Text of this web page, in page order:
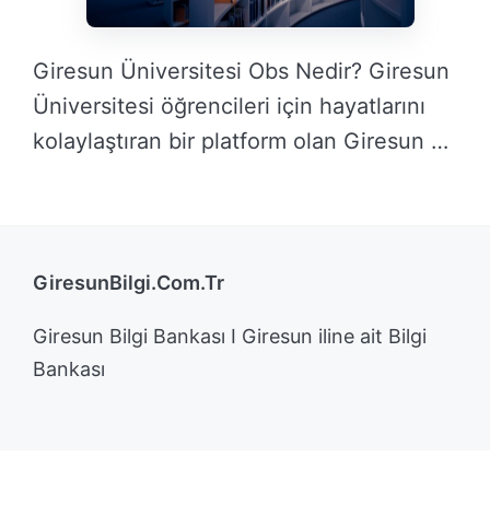
Giresun Üniversitesi Obs Nedir? Giresun
Üniversitesi öğrencileri için hayatlarını
kolaylaştıran bir platform olan Giresun …
GiresunBilgi.Com.Tr
Giresun Bilgi Bankası I Giresun iline ait Bilgi
Bankası